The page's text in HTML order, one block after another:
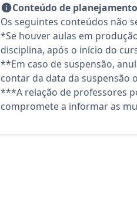
Conteúdo de planejamento
Os seguintes conteúdos não
*Se houver aulas em
disciplina, após o início do
**Em caso de suspensão,
contar da data da suspensão
***A relação de professores
compromete a informar as